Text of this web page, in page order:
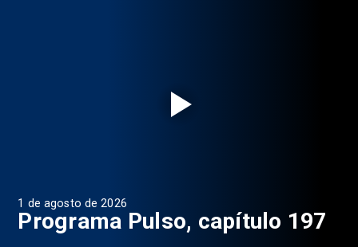
1 de agosto de 2026
Programa Pulso, capítulo 197